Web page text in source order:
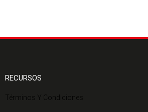
RECURSOS
Términos Y Condiciones